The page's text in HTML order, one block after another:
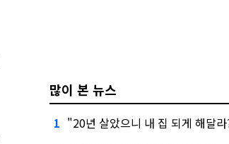
많이 본 뉴스
1 "20년 살았으니 내 집 되게 해달